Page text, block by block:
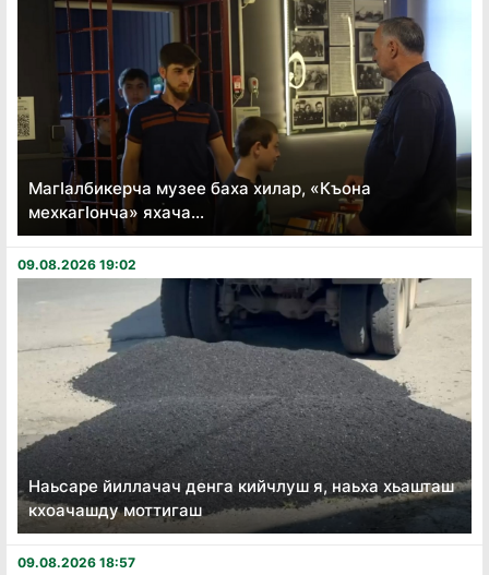
Магӏалбикерча музее баха хилар, «Къона
мехкагӏонча» яхача...
09.08.2026 19:02
Наьсаре йиллачач денга кийчлуш я, наьха хьашташ
кхоачашду моттигаш
09.08.2026 18:57